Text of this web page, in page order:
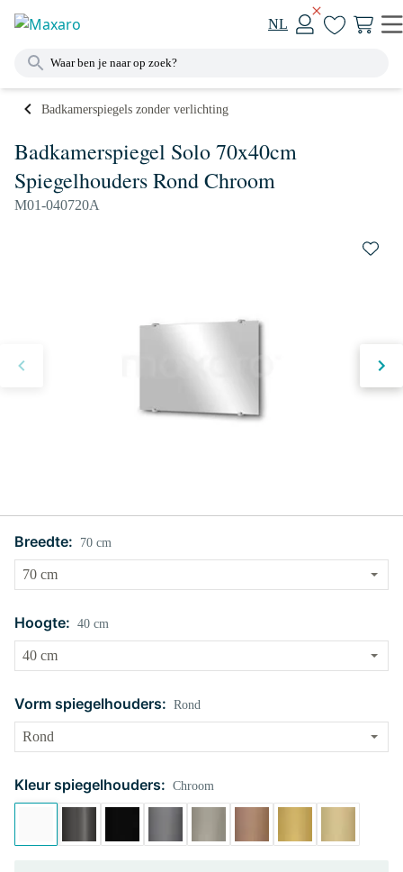
NL
Badkamerspiegels zonder verlichting
Badkamerspiegel Solo 70x40cm
Spiegelhouders Rond Chroom
M01-040720A
Breedte: 70 cm
Hoogte: 40 cm
Vorm spiegelhouders: Rond
Kleur spiegelhouders: Chroom